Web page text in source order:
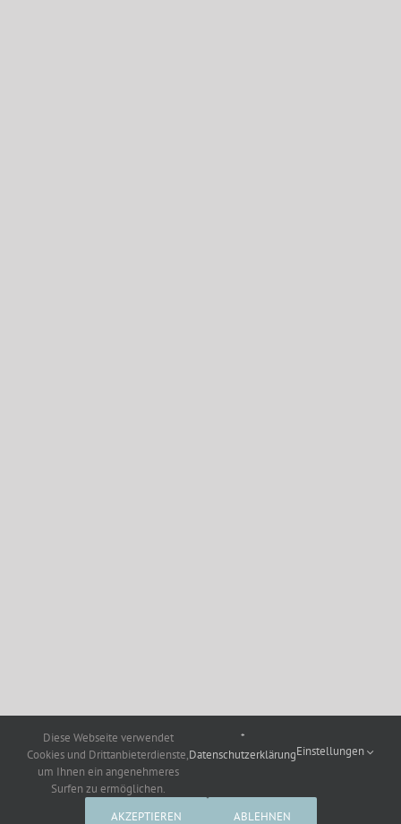
Diese Webseite verwendet
Cookies und Drittanbieterdienste,
um Ihnen ein angenehmeres
Surfen zu ermöglichen.
*
DatenschutzerklärungEinstellungen
AKZEPTIEREN ABLEHNEN